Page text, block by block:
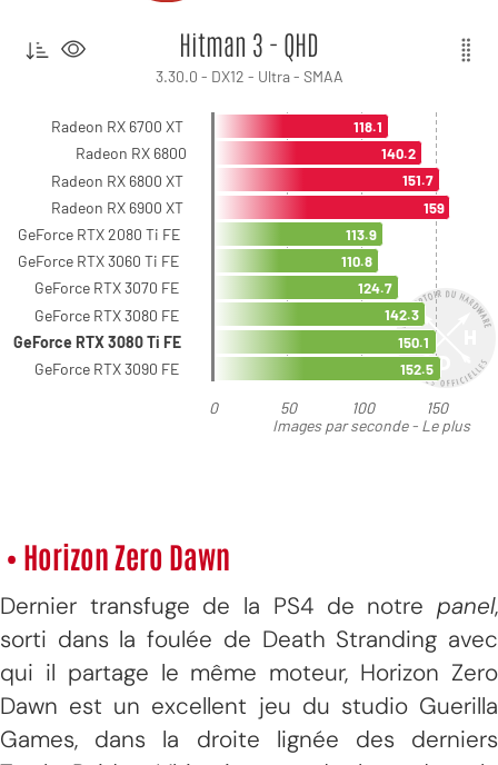
• Horizon Zero Dawn
Dernier transfuge de la PS4 de notre panel,
sorti dans la foulée de Death Stranding avec
qui il partage le même moteur, Horizon Zero
Dawn est un excellent jeu du studio Guerilla
Games, dans la droite lignée des derniers